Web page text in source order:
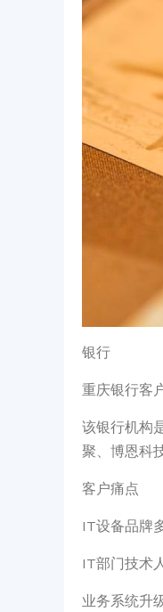
银行
重庆银行客
该银行机构
聚、博恩科
客户痛点
IT设备品牌
IT部门技术
业务系统升